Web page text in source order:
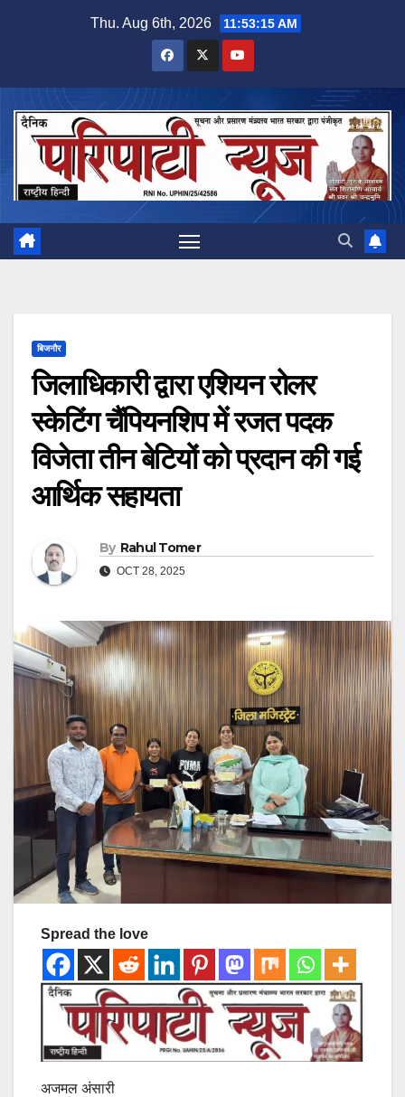
Thu. Aug 6th, 2026 11:53:16 AM
बिजनौर
जिलाधिकारी द्वारा एशियन रोलर
स्केटिंग चैंपियनशिप में रजत पदक
विजेता तीन बेटियों को प्रदान की गई
आर्थिक सहायता
By Rahul Tomer
OCT 28, 2025
Spread the love
अजमल अंसारी